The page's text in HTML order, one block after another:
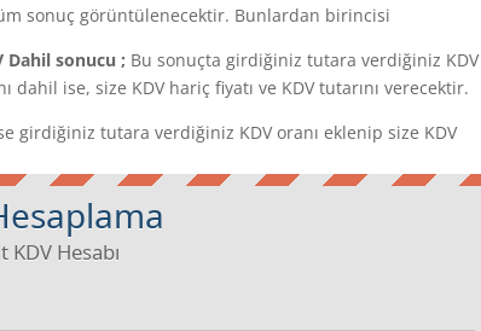
sonuç görüntülenecektir. Bunlardan birincisi
Dahil sonucu ; Bu sonuçta girdiğiniz tutara verdiğiniz KDV
dahil ise, size KDV hariç fiyatı ve KDV tutarını verecektir.
girdiğiniz tutara verdiğiniz KDV oranı eklenip size KDV
KDV Hesabı